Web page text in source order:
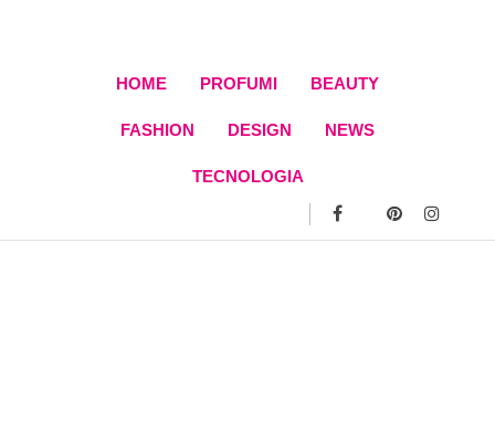
HOME PROFUMI BEAUTY
FASHION DESIGN NEWS
TECNOLOGIA